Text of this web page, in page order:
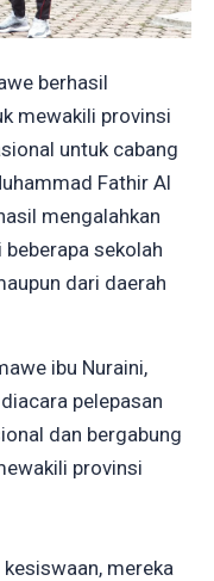
berhasil
mewakili provinsi
untuk cabang
Fathir Al
mengalahkan
sekolah
dari daerah
ibu Nuraini,
pelepasan
dan bergabung
provinsi
mereka